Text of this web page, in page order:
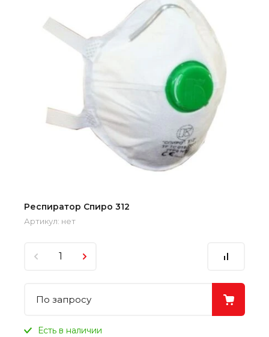
Респиратор Спиро 312
Артикул: нет
По запросу
Есть в наличии